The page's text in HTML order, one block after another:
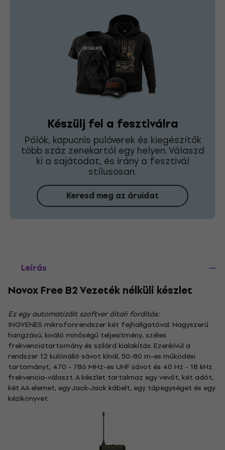
Készülj fel a fesztiválra
Pólók, kapucnis pulóverek és kiegészítők
több száz zenekartól egy helyen. Válaszd
ki a sajátodat, és irány a fesztivál
stílusosan.
Keresd meg az áruidat
Leírás
Novox Free B2 Vezeték nélküli készlet
Ez egy automatizált szoftver általi fordítás:
INGYENES mikrofonrendszer két fejhallgatóval. Nagyszerű
hangzású, kiváló minőségű teljesítmény, széles
frekvenciatartomány és szilárd kialakítás. Ezenkívül a
rendszer 12 különálló sávot kínál, 50-80 m-es működési
tartományt, 470 - 786 MHz-es UHF sávot és 40 Hz - 18 kHz
frekvencia-választ. A készlet tartalmaz egy vevőt, két adót,
két AA elemet, egy Jack-Jack kábelt, egy tápegységet és egy
kézikönyvet.